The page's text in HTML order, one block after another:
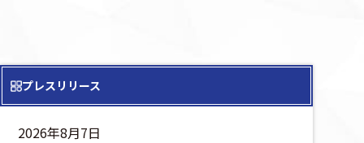
プレスリリース
2026年8月7日